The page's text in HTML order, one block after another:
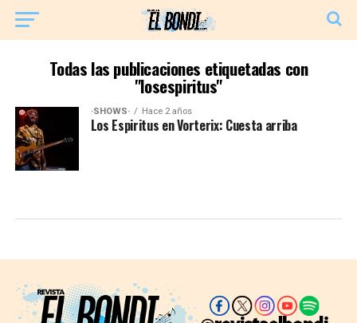
Todas las publicaciones etiquetadas con
"losespiritus"
·SHOWS· Hace 2 años
Los Espiritus en Vorterix: Cuesta arriba